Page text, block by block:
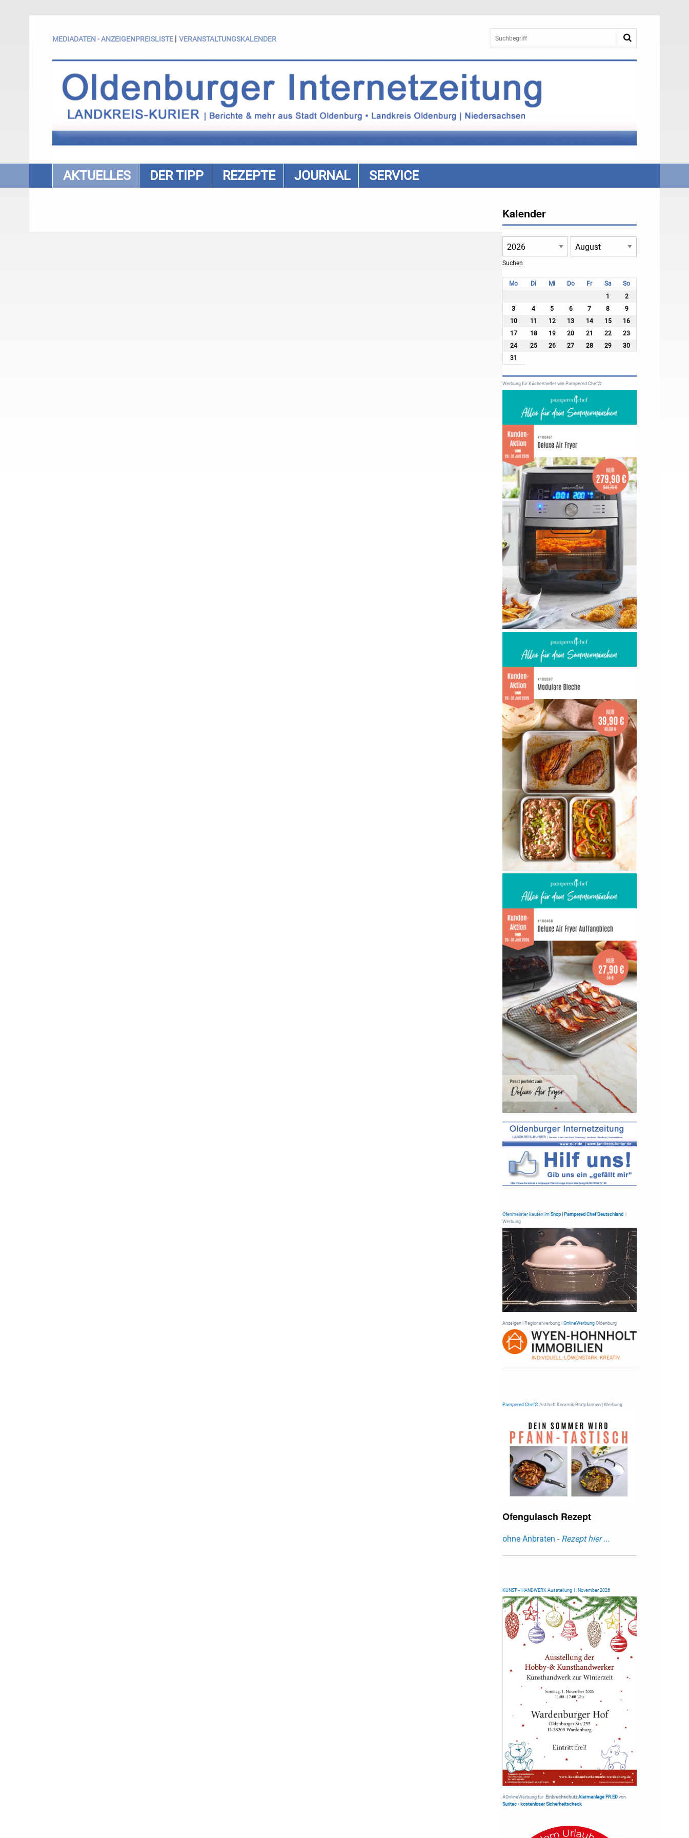
MEDIADATEN - ANZEIGENPREISLISTE | VERANSTALTUNGSKALENDER
AKTUELLES DER TIPP REZEPTE JOURNAL SERVICE
Kalender
Mo Di Mi Do Fr Sa
So
1
2
3
4 5 6 7 8
9
10
11 12 13 14 15
16
17
18 19 20 21 22
23
24
25 26 27 28 29
30
31
Werbung für Küchenhelfer von Pampered Chef®
Ofenmeister kaufen im Shop | Pampered Chef Deutschland
Werbung
Anzeigen | Regionalwerbung | OnlineWerbungOldenburg
Pampered Chef®Antihaft Keramik-Bratpfannen | Werbung
Ofengulasch Rezept
ohne Anbraten - Rezept hier ...
KUNST + HANDWERK Ausstellung 1. November 2026
#OnlineWerbung für Einbruchschutz Alarmanlage FR.ED von
Suritec• kostenloser Sicherheitscheck